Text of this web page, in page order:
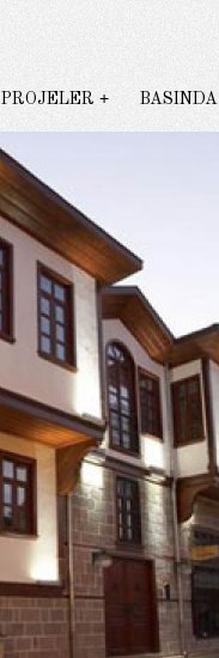
PROJELER BASINDA